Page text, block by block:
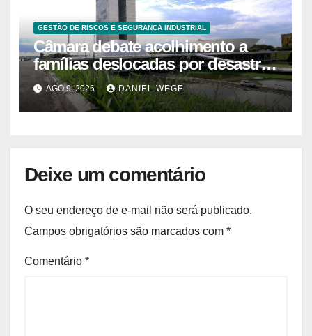
GESTÃO DE RISCOS E SEGURANÇA INDUSTRIAL
Câmara debate acolhimento a
famílias deslocadas por desastre
climático
AGO 9, 2026 DANIEL WEGE
Deixe um comentário
O seu endereço de e-mail não será publicado.
Campos obrigatórios são marcados com *
Comentário *